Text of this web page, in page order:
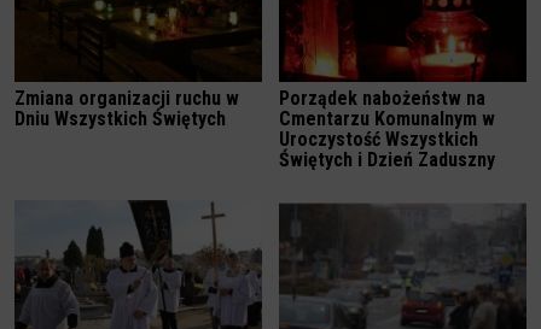
Zmiana organizacji ruchu w
Dniu Wszystkich Świętych
Porządek nabożeństw na
Cmentarzu Komunalnym w
Uroczystość Wszystkich
Świętych i Dzień Zaduszny